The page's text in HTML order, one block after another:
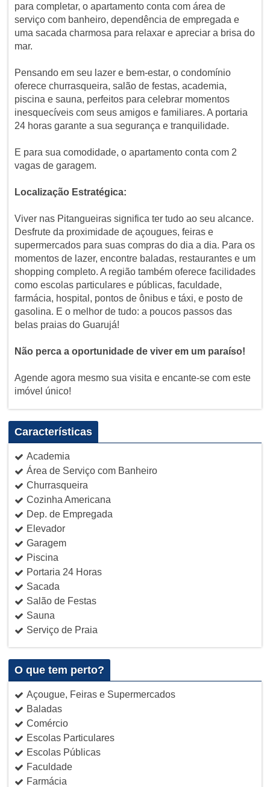
para completar, o apartamento conta com área de
serviço com banheiro, dependência de empregada e
uma sacada charmosa para relaxar e apreciar a brisa do
mar.
Pensando em seu lazer e bem-estar, o condomínio
oferece churrasqueira, salão de festas, academia,
piscina e sauna, perfeitos para celebrar momentos
inesquecíveis com seus amigos e familiares. A portaria
24 horas garante a sua segurança e tranquilidade.
E para sua comodidade, o apartamento conta com 2
vagas de garagem.
Localização Estratégica:
Viver nas Pitangueiras significa ter tudo ao seu alcance.
Desfrute da proximidade de açougues, feiras e
supermercados para suas compras do dia a dia. Para os
momentos de lazer, encontre baladas, restaurantes e um
shopping completo. A região também oferece facilidades
como escolas particulares e públicas, faculdade,
farmácia, hospital, pontos de ônibus e táxi, e posto de
gasolina. E o melhor de tudo: a poucos passos das
belas praias do Guarujá!
Não perca a oportunidade de viver em um paraíso!
Agende agora mesmo sua visita e encante-se com este
imóvel único!
Características
Academia
Área de Serviço com Banheiro
Churrasqueira
Cozinha Americana
Dep. de Empregada
Elevador
Garagem
Piscina
Portaria 24 Horas
Sacada
Salão de Festas
Sauna
Serviço de Praia
O que tem perto?
Açougue, Feiras e Supermercados
Baladas
Comércio
Escolas Particulares
Escolas Públicas
Faculdade
Farmácia